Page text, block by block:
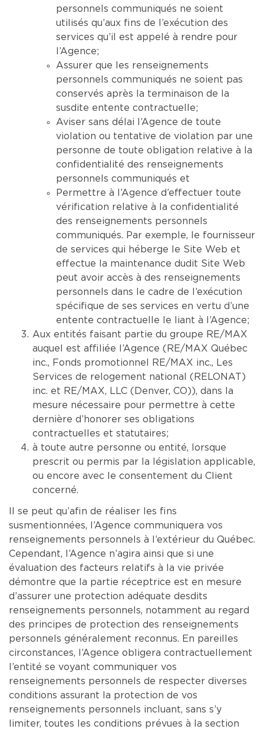
personnels communiqués ne soient
utilisés qu’aux fins de l’exécution des
services qu’il est appelé à rendre pour
l’Agence;
Assurer que les renseignements
personnels communiqués ne soient pas
conservés après la terminaison de la
susdite entente contractuelle;
Aviser sans délai l’Agence de toute
violation ou tentative de violation par une
personne de toute obligation relative à la
confidentialité des renseignements
personnels communiqués et
Permettre à l’Agence d’effectuer toute
vérification relative à la confidentialité
des renseignements personnels
communiqués. Par exemple, le fournisseur
de services qui héberge le Site Web et
effectue la maintenance dudit Site Web
peut avoir accès à des renseignements
personnels dans le cadre de l’exécution
spécifique de ses services en vertu d’une
entente contractuelle le liant à l’Agence;
Aux entités faisant partie du groupe RE/MAX
auquel est affiliée l’Agence (RE/MAX Québec
inc., Fonds promotionnel RE/MAX inc., Les
Services de relogement national (RELONAT)
inc. et RE/MAX, LLC (Denver, CO)), dans la
mesure nécessaire pour permettre à cette
dernière d’honorer ses obligations
contractuelles et statutaires;
à toute autre personne ou entité, lorsque
prescrit ou permis par la législation applicable,
ou encore avec le consentement du Client
concerné.
Il se peut qu’afin de réaliser les fins
susmentionnées, l’Agence communiquera vos
renseignements personnels à l’extérieur du Québec.
Cependant, l’Agence n’agira ainsi que si une
évaluation des facteurs relatifs à la vie privée
démontre que la partie réceptrice est en mesure
d’assurer une protection adéquate desdits
renseignements personnels, notamment au regard
des principes de protection des renseignements
personnels généralement reconnus. En pareilles
circonstances, l’Agence obligera contractuellement
l’entité se voyant communiquer vos
renseignements personnels de respecter diverses
conditions assurant la protection de vos
renseignements personnels incluant, sans s’y
limiter, toutes les conditions prévues à la section